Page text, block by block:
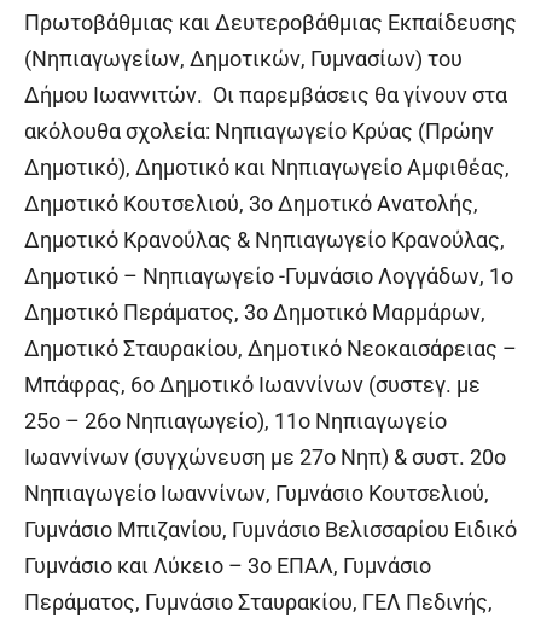
Πρωτοβάθμιας και Δευτεροβάθμιας Εκπαίδευσης
(Νηπιαγωγείων, Δημοτικών, Γυμνασίων) του
Δήμου Ιωαννιτών. Οι παρεμβάσεις θα γίνουν στα
ακόλουθα σχολεία: Νηπιαγωγείο Κρύας (Πρώην
Δημοτικό), Δημοτικό και Νηπιαγωγείο Αμφιθέας,
Δημοτικό Κουτσελιού, 3ο Δημοτικό Ανατολής,
Δημοτικό Κρανούλας & Νηπιαγωγείο Κρανούλας,
Δημοτικό – Νηπιαγωγείο -Γυμνάσιο Λογγάδων, 1ο
Δημοτικό Περάματος, 3ο Δημοτικό Μαρμάρων,
Δημοτικό Σταυρακίου, Δημοτικό Νεοκαισάρειας –
Μπάφρας, 6ο Δημοτικό Ιωαννίνων (συστεγ. με
25ο – 26ο Νηπιαγωγείο), 11ο Νηπιαγωγείο
Ιωαννίνων (συγχώνευση με 27ο Νηπ) & συστ. 20ο
Νηπιαγωγείο Ιωαννίνων, Γυμνάσιο Κουτσελιού,
Γυμνάσιο Μπιζανίου, Γυμνάσιο Βελισσαρίου Ειδικό
Γυμνάσιο και Λύκειο – 3ο ΕΠΑΛ, Γυμνάσιο
Περάματος, Γυμνάσιο Σταυρακίου, ΓΕΛ Πεδινής,